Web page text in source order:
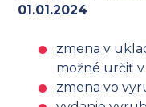
01.01.2024
zmena v
možné určiť
zmena vo